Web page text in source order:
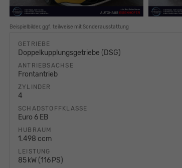
Beispielbilder, ggf. teilweise mit Sonderausstattung
GETRIEBE
Doppelkupplungsgetriebe (DSG)
ANTRIEBSACHSE
Frontantrieb
ZYLINDER
4
SCHADSTOFFKLASSE
Euro 6 EB
HUBRAUM
1.498 ccm
LEISTUNG
85 kW (116 PS)